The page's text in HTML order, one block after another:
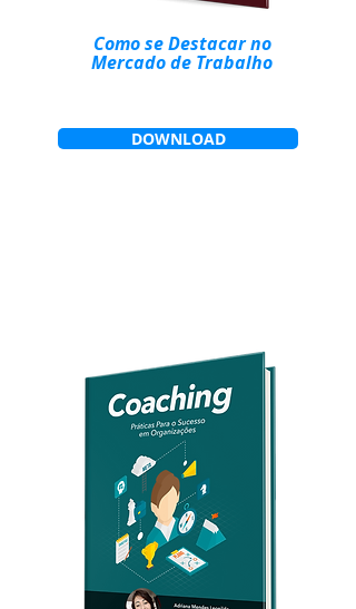
Como se Destacar no
Mercado de Trabalho
DOWNLOAD